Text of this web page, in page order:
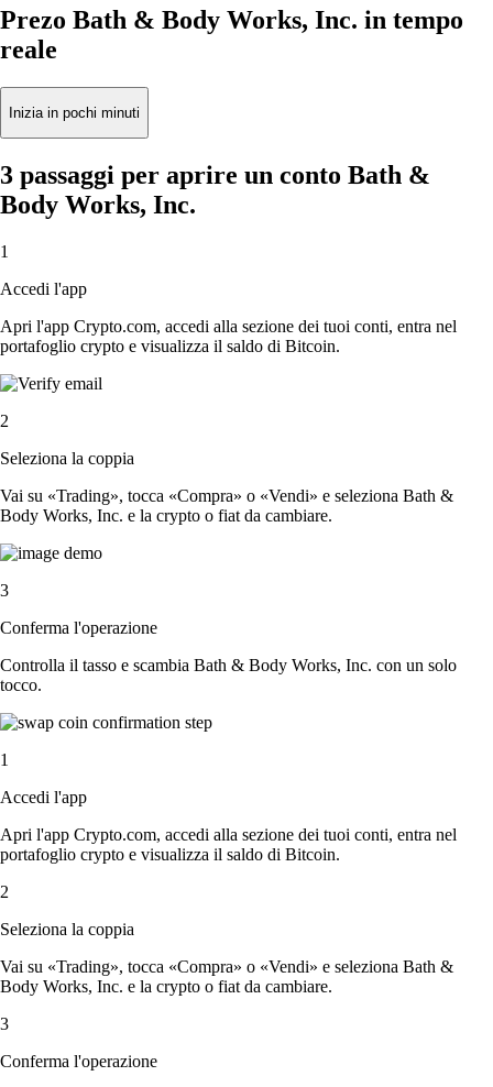
Prezo Bath & Body Works, Inc. in tempo
reale
Inizia in pochi minuti
3 passaggi per aprire un conto Bath &
Body Works, Inc.
1
Accedi l'app
Apri l'app Crypto.com, accedi alla sezione dei tuoi conti, entra nel
portafoglio crypto e visualizza il saldo di Bitcoin.
2
Seleziona la coppia
Vai su «Trading», tocca «Compra» o «Vendi» e seleziona Bath &
Body Works, Inc. e la crypto o fiat da cambiare.
3
Conferma l'operazione
Controlla il tasso e scambia Bath & Body Works, Inc. con un solo
tocco.
1
Accedi l'app
Apri l'app Crypto.com, accedi alla sezione dei tuoi conti, entra nel
portafoglio crypto e visualizza il saldo di Bitcoin.
2
Seleziona la coppia
Vai su «Trading», tocca «Compra» o «Vendi» e seleziona Bath &
Body Works, Inc. e la crypto o fiat da cambiare.
3
Conferma l'operazione